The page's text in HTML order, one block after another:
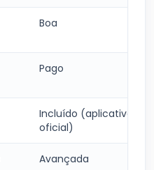
Boa
Pago
Incluído (aplicativo
oficial)
Avançada